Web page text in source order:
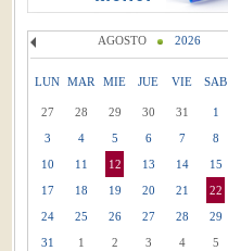
AGOSTO 2026
LUN MAR MIE JUE VIE SAB
27 28 29 30 31 1
3
4 5 6 7 8
10 11 12 13 14 15
17
18 19 20 21 22
24
25 26 27 28 29
31
1 2 3 4 5